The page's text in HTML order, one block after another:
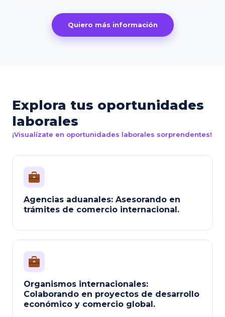
Quiero más información
Explora tus oportunidades
laborales
¡Visualízate en oportunidades laborales sorprendentes!
Agencias aduanales: Asesorando en
trámites de comercio internacional.
Organismos internacionales:
Colaborando en proyectos de desarrollo
económico y comercio global.